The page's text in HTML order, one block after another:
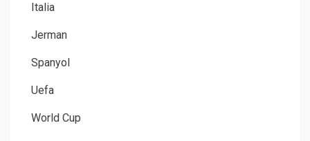
Italia
Jerman
Spanyol
Uefa
World Cup